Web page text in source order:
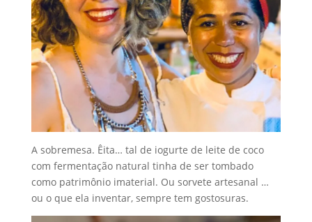
A sobremesa. Êita… tal de iogurte de leite de coco
com fermentação natural tinha de ser tombado
como patrimônio imaterial. Ou sorvete artesanal …
ou o que ela inventar, sempre tem gostosuras.